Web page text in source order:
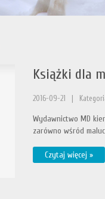
Książki dla
2016-09-21
Wydawnictwo MD
zarówno wśród
Czytaj więcej »